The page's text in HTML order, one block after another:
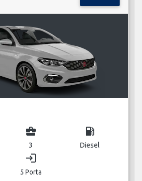
business_center
3
local_gas_station
Diesel
login
5 Porta